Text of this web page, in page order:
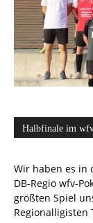
Halbfinale im
Wir haben es in
DB-Regio wfv-
größten Spiel
Regionalligisten